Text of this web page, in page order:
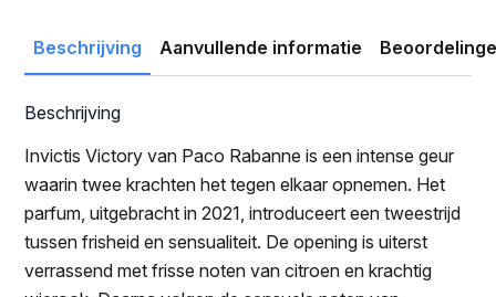
Beschrijving Aanvullende informatie
Beschrijving
Invictis Victory van Paco Rabanne is een intense geur
waarin twee krachten het tegen elkaar opnemen. Het
parfum, uitgebracht in 2021, introduceert een tweestrijd
tussen frisheid en sensualiteit. De opening is uiterst
verrassend met frisse noten van citroen en krachtig